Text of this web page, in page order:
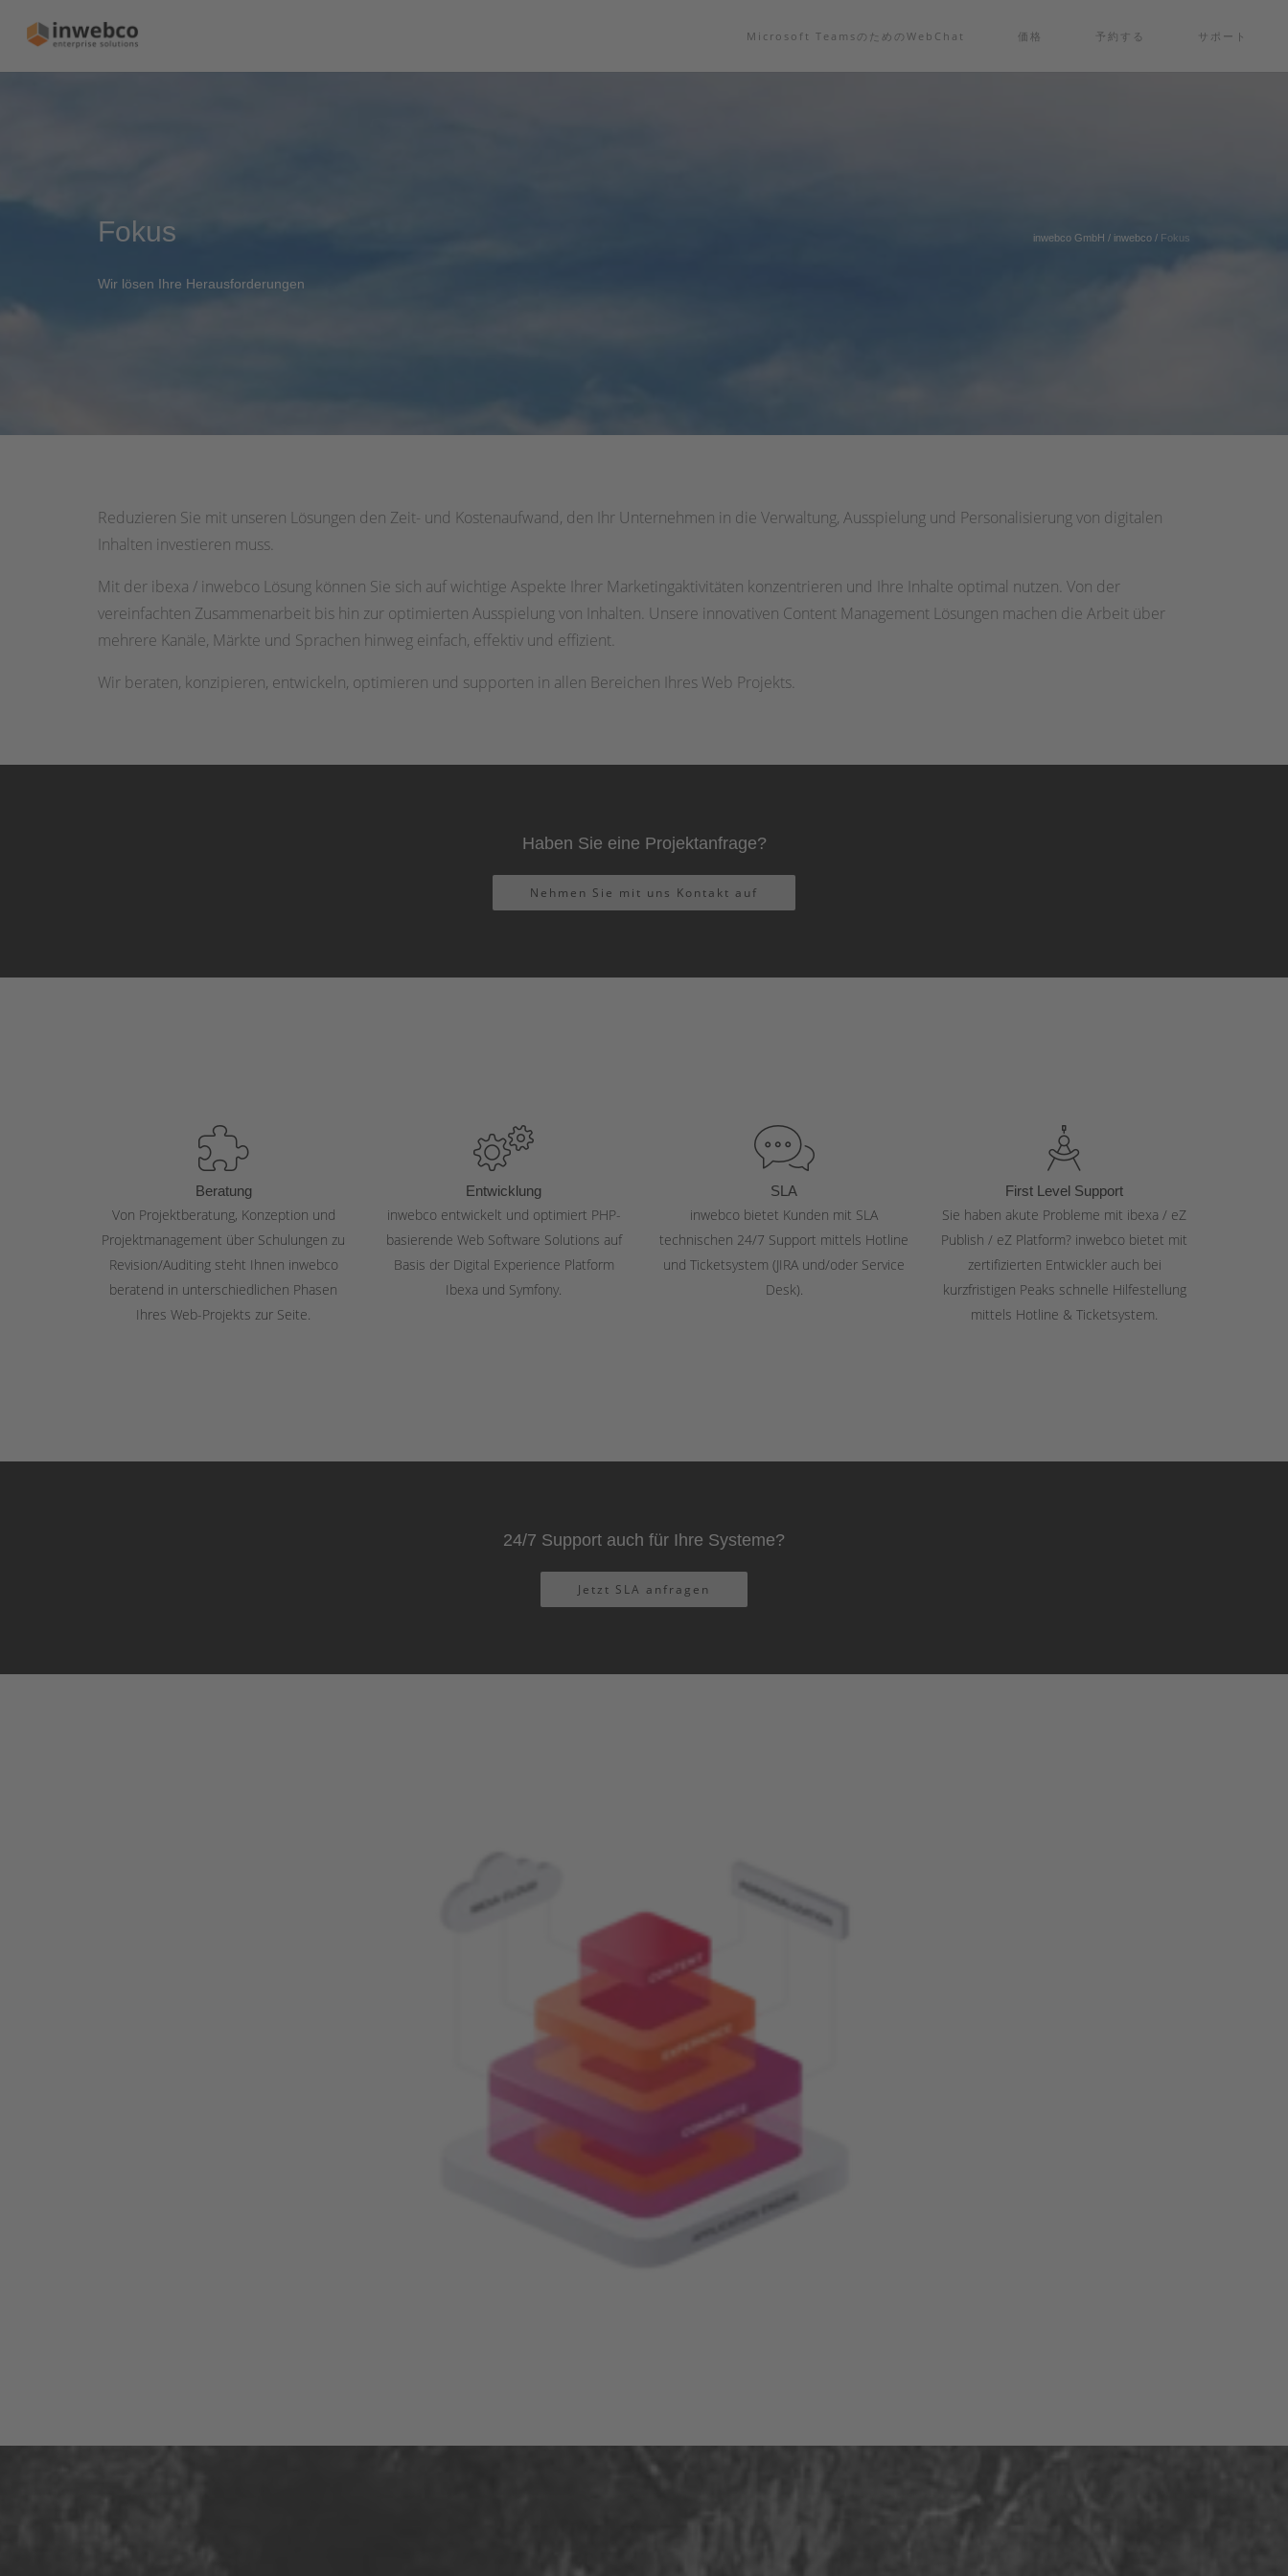
Microsoft TeamsのためのWebChat 価格 予約する サポート
Fokus
Wir lösen Ihre Herausforderungen
inwebco GmbH / inwebco / Fokus
Reduzieren Sie mit unseren Lösungen den Zeit- und Kostenaufwand, den Ihr Unternehmen in die Verwaltung, Ausspielung und Personalisierung von digitalen
Inhalten investieren muss.
Mit der ibexa / inwebco Lösung können Sie sich auf wichtige Aspekte Ihrer Marketingaktivitäten konzentrieren und Ihre Inhalte optimal nutzen. Von der
vereinfachten Zusammenarbeit bis hin zur optimierten Ausspielung von Inhalten. Unsere innovativen Content Management Lösungen machen die Arbeit über
mehrere Kanäle, Märkte und Sprachen hinweg einfach, effektiv und effizient.
Wir beraten, konzipieren, entwickeln, optimieren und supporten in allen Bereichen Ihres Web Projekts.
Haben Sie eine Projektanfrage?
Nehmen Sie mit uns Kontakt auf
Beratung
Von Projektberatung, Konzeption und
Projektmanagement über Schulungen zu
Revision/Auditing steht Ihnen inwebco
beratend in unterschiedlichen Phasen
Ihres Web-Projekts zur Seite.
Entwicklung
inwebco entwickelt und optimiert PHP-
basierende Web Software Solutions auf
Basis der Digital Experience Platform
Ibexa und Symfony.
SLA
inwebco bietet Kunden mit SLA
technischen 24/7 Support mittels Hotline
und Ticketsystem (JIRA und/oder Service
Desk).
First Level Support
Sie haben akute Probleme mit ibexa / eZ
Publish / eZ Platform? inwebco bietet mit
zertifizierten Entwickler auch bei
kurzfristigen Peaks schnelle Hilfestellung
mittels Hotline & Ticketsystem.
24/7 Support auch für Ihre Systeme?
Jetzt SLA anfragen